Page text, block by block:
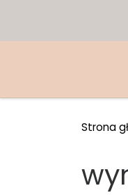
Strona